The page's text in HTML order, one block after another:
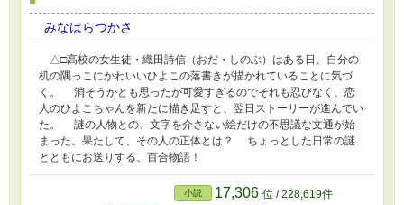
みなはらつかさ
△□高校の女生徒・織田詩信（おだ・しのぶ）はある日、自分の
机の隅っこにかわいいひよこの落書きが描かれていることに気づ
く。 消そうかとも思ったが可愛すぎるのでそれも忍びなく、恋
人のひよこちゃんを新たに描き足すと、翌日ストーリーが進んでい
た。 謎の人物との、文字を介さない絵だけの不思議な文通が始
まった。果たして、その人の正体とは？ ちょっとした日常の謎
とともにお送りする、百合物語！
小説 17,306 位 / 228,619件